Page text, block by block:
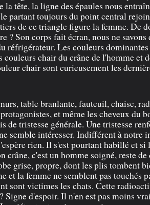
la tête, la ligne des épaules nous
partant toujours du point central
de ce triangle figure la femme. De
? Son corps fait écran, nous ne savons
réfrigérateur. Les couleurs
chair du crâne de l'homme et
chair sont curieusement les
table branlante, fauteuil, chaise,
et même les cheveux du
de tristesse générale. Une tristesse
semble intéresser. Indifférent à notre
rien. Il s'est pourtant habillé et si
crâne, c'est un homme soigné, reste
grise, propre, dont les plis tombent
et la femme ne semblent pas touchés
sont victimes les chats. Cette
Signe d'espoir. Il n'en est pas moins